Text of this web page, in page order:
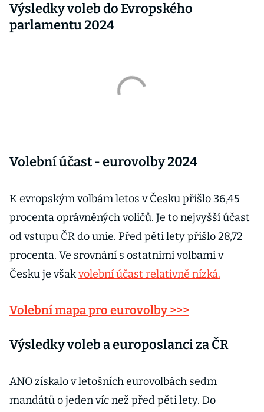
Výsledky voleb do Evropského
parlamentu 2024
Volební účast - eurovolby 2024
K evropským volbám letos v Česku přišlo 36,45
procenta oprávněných voličů. Je to nejvyšší účast
od vstupu ČR do unie. Před pěti lety přišlo 28,72
procenta. Ve srovnání s ostatními volbami v
Česku je všakvolební účast relativně nízká.
Volební mapa pro eurovolby >>>
Výsledky voleb a europoslanci za ČR
ANO získalo v letošních eurovolbách sedm
mandátů o jeden víc než před pěti lety. Do